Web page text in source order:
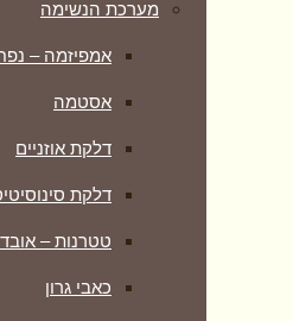
מערכת הנשימה
אמפיזמה –
אסטמה
דלקת אוזניים
דלקת
טטרנות –
כאבי גרון